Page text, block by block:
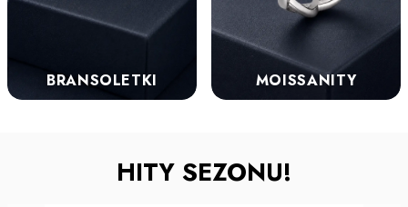
BRANSOLETKI MOISSANITY
HITY SEZONU!